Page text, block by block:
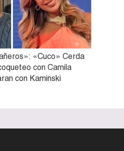
«Cuco» Cerda
con Camila
con Kaminski